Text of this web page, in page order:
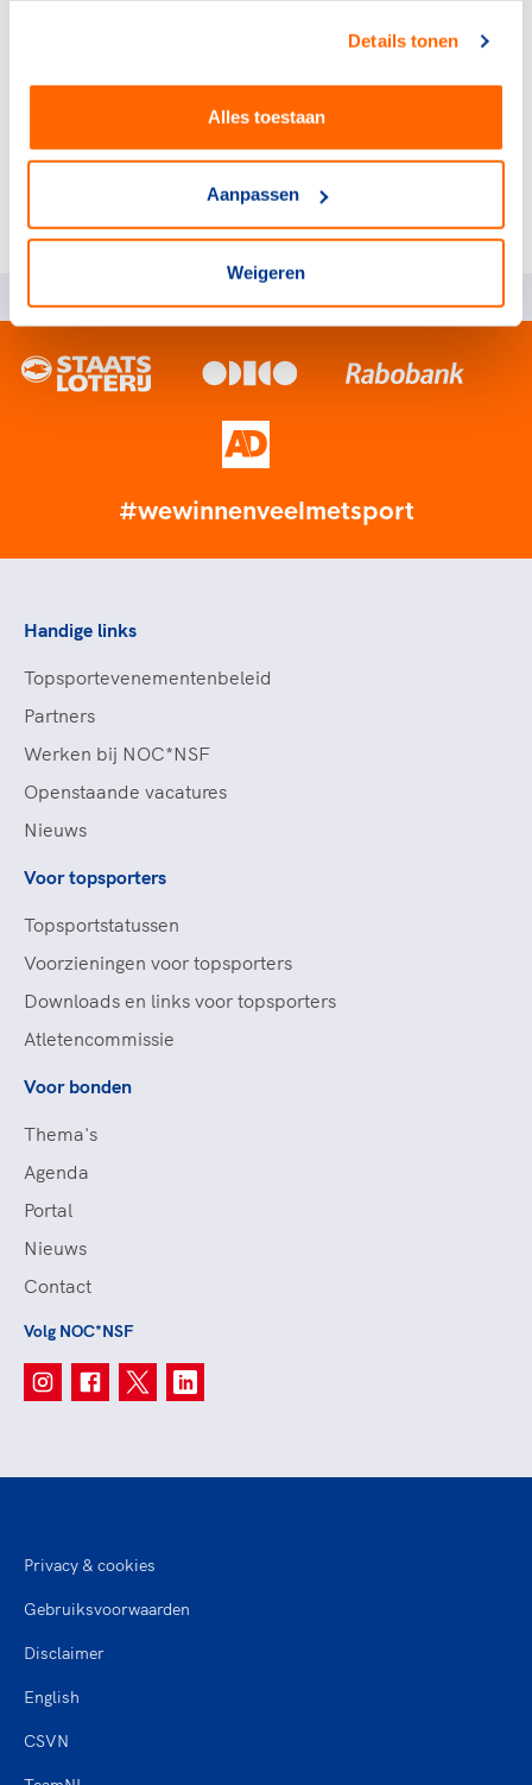
Details tonen
Alles toestaan
Aanpassen
Weigeren
Vennootschapsbelasting
12.4Inkomstenbelasting
Belasting betalen
#wewinnenveelmetsport
Handige links
Topsportevenementenbeleid
Partners
Werken bij NOC*NSF
Openstaande vacatures
Nieuws
Voor topsporters
Topsportstatussen
Voorzieningen voor topsporters
Downloads en links voor topsporters
Atletencommissie
Voor bonden
Thema's
Agenda
Portal
Nieuws
Contact
Volg NOC*NSF
Privacy & cookies
Gebruiksvoorwaarden
Disclaimer
English
CSVN